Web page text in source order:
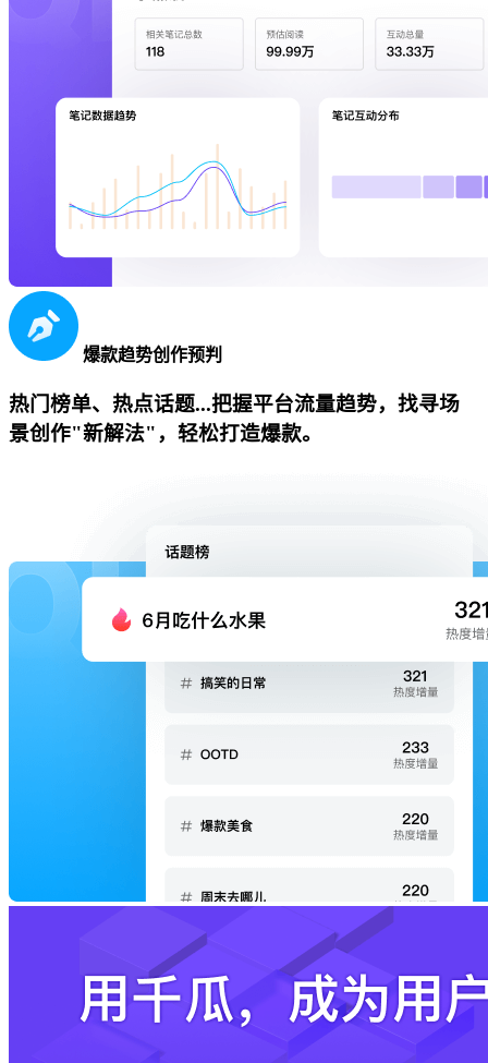
爆款趋势创作预判
热门榜单、热点话题...把握平台流量趋势，找寻场
景创作"新解法"，轻松打造爆款。